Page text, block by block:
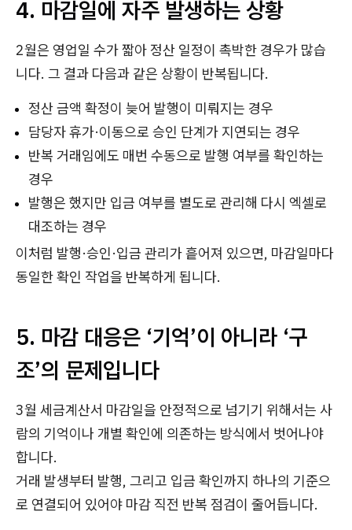
4. 마감일에 자주 발생하는 상황
2월은 영업일 수가 짧아 정산 일정이 촉박한 경우가 많습
니다. 그 결과 다음과 같은 상황이 반복됩니다.
정산 금액 확정이 늦어 발행이 미뤄지는 경우
담당자 휴가·이동으로 승인 단계가 지연되는 경우
반복 거래임에도 매번 수동으로 발행 여부를 확인하는
경우
발행은 했지만 입금 여부를 별도로 관리해 다시 엑셀로
대조하는 경우
이처럼 발행·승인·입금 관리가 흩어져 있으면, 마감일마다
동일한 확인 작업을 반복하게 됩니다.
5. 마감 대응은 ‘기억’이 아니라 ‘구
조’의 문제입니다
3월 세금계산서 마감일을 안정적으로 넘기기 위해서는 사
람의 기억이나 개별 확인에 의존하는 방식에서 벗어나야
합니다.
거래 발생부터 발행, 그리고 입금 확인까지 하나의 기준으
로 연결되어 있어야 마감 직전 반복 점검이 줄어듭니다.